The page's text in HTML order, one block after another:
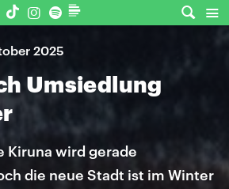
2025
Umsiedlung
Kiruna wird gerade
die neue Stadt ist im Winter